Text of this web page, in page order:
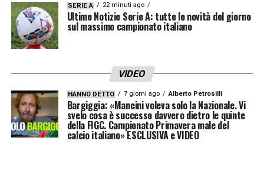
attaccante viene chiuso in angolo all’ultimo
momento da Castagne.
dalla sinistra, Alderweireld anticipa tutti ma il
suo colpo di testa viene bloccato da
Donnarumma.
25′ INCROCIO DEI PALI PER IL BELGIO –
SERIE A 22 minuti ago
Ultime Notizie Serie A: tutte le novità del giorno
sul massimo campionato italiano
VIDEO
HANNO DETTO 7 giorni ago Alberto Petrosilli
Bargiggia: «Mancini voleva solo la Nazionale. Vi
svelo cosa è successo davvero dietro le quinte
della FIGC. Campionato Primavera male del
calcio italiano» ESCLUSIVA e VIDEO